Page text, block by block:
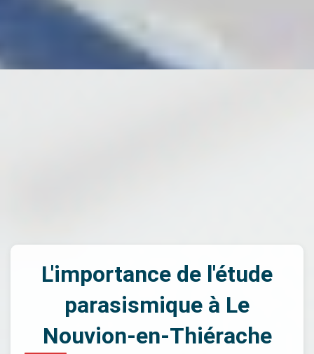
L'importance de l'étude
parasismique à Le
Nouvion-en-Thiérache